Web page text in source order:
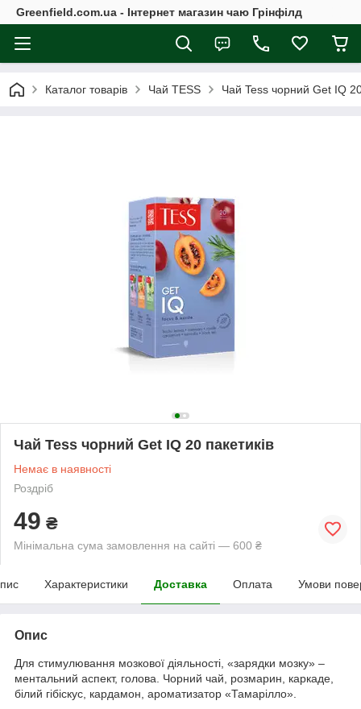
Greenfield.com.ua - Інтернет магазин чаю Грінфілд
Каталог товарів Чай TESS Чай Tess чорний Get IQ 20
Чай Tess чорний Get IQ 20 пакетиків
Немає в наявності
Роздріб
49 ₴
Мінімальна сума замовлення на сайті — 600 ₴
Характеристики Доставка Оплата Умови
Опис
Для стимулювання мозкової діяльності, «зарядки мозку» –
ментальний аспект, голова. Чорний чай, розмарин, каркаде,
білий гібіскус, кардамон, ароматизатор «Тамарілло».